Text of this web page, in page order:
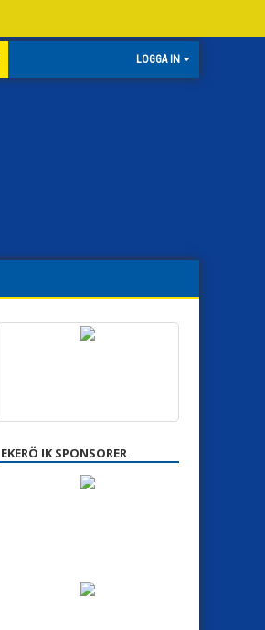
LOGGA IN
EKERÖ IK SPONSORER